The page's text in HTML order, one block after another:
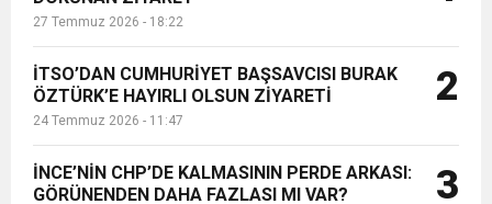
27 Temmuz 2026 - 18:22
İTSO’DAN CUMHURİYET BAŞSAVCISI BURAK
ÖZTÜRK’E HAYIRLI OLSUN ZİYARETİ
24 Temmuz 2026 - 11:47
2
İNCE’NİN CHP’DE KALMASININ PERDE ARKASI:
GÖRÜNENDEN DAHA FAZLASI MI VAR?
3